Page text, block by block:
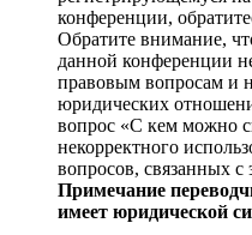
конференции,
Обратите внимание,
данной конференции
правовым вопросам и
юридических
вопрос «С кем можно
некорректного
вопросов, связанных с
Примечание
имеет юридической